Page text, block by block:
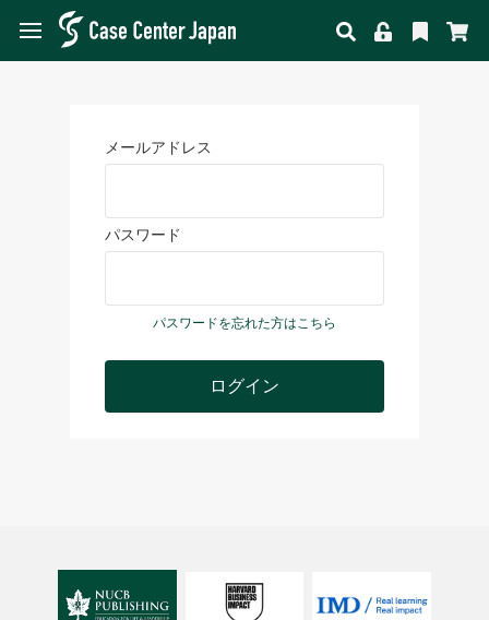
メールアドレス
パスワード
パスワードを忘れた方はこちら
ログイン